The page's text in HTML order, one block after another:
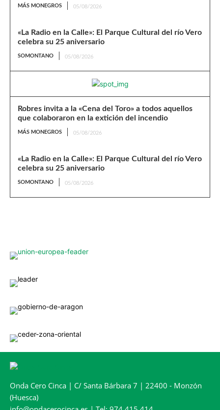
MÁS MONEGROS 05/08/2026
«La Radio en la Calle»: El Parque Cultural del río Vero
celebra su 25 aniversario
SOMONTANO 05/08/2026
Robres invita a la «Cena del Toro» a todos aquellos
que colaboraron en la extición del incendio
MÁS MONEGROS 05/08/2026
«La Radio en la Calle»: El Parque Cultural del río Vero
celebra su 25 aniversario
SOMONTANO 05/08/2026
Onda Cero Cinca | C/ Santa Bárbara 7 | 22400 - Monzón
(Huesca)